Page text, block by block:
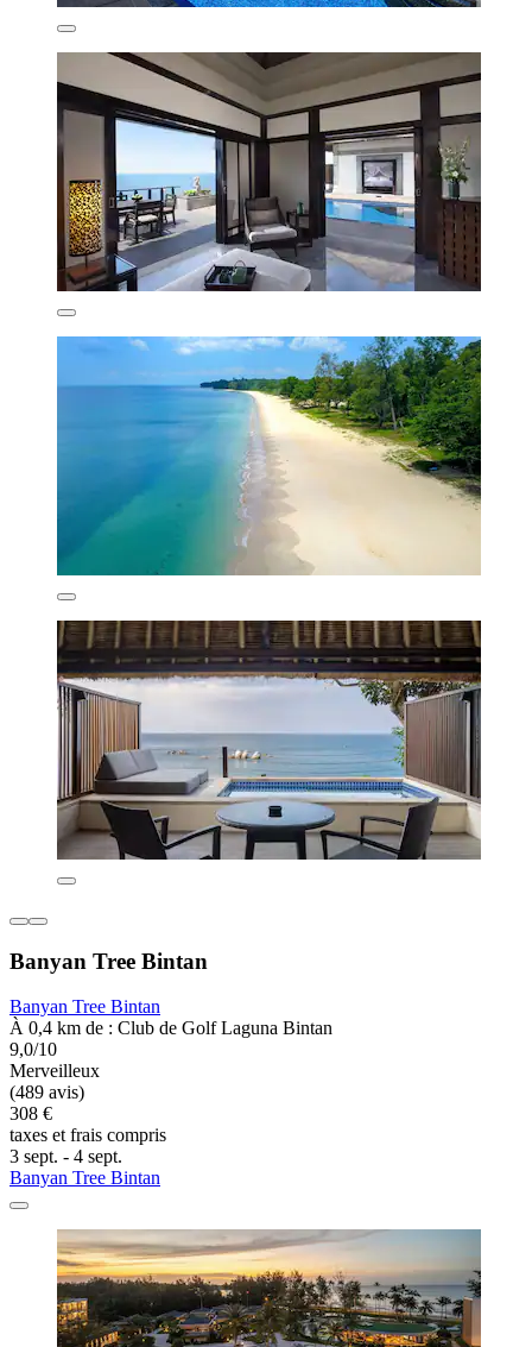
Banyan Tree Bintan
Banyan Tree Bintan
À 0,4 km de : Club de Golf Laguna Bintan
9,0/10
Merveilleux
(489 avis)
308 €
taxes et frais compris
3 sept. - 4 sept.
Banyan Tree Bintan